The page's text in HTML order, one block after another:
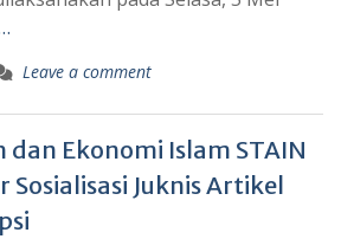
Leave a comment
dan Ekonomi Islam STAIN
Sosialisasi Juknis Artikel